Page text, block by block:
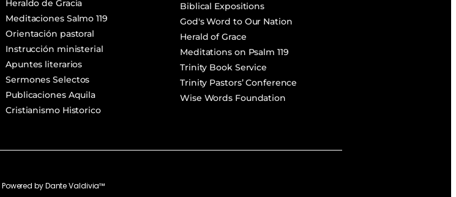
Heraldo de Gracia
Meditaciones Salmo 119
Orientación pastoral
Instrucción ministerial
Apuntes literarios
Sermones Selectos
Publicaciones Aquila
Cristianismo Historico
Biblical Expositions
God's Word to Our Nation
Herald of Grace
Meditations on Psalm 119
Trinity Book Service
Trinity Pastors’ Conference
Wise Words Foundation
Powered byDante Valdivia™